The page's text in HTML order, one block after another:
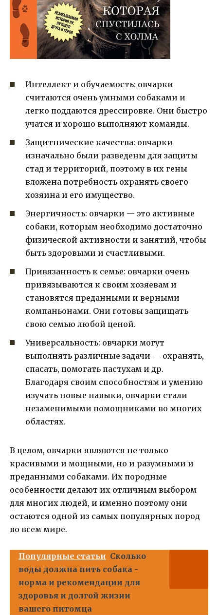
Интеллект и обучаемость: овчарки
считаются очень умными собаками и
легко поддаются дрессировке. Они быстро
учатся и хорошо выполняют команды.
Защитнические качества: овчарки
изначально были разведены для защиты
стад и территорий, поэтому в их гены
вложена потребность охранять своего
хозяина и его имущество.
Энергичность: овчарки — это активные
собаки, которым необходимо достаточно
физической активности и занятий, чтобы
быть здоровыми и счастливыми.
Привязанность к семье: овчарки очень
привязываются к своим хозяевам и
становятся преданными и верными
компаньонами. Они готовы защищать
свою семью любой ценой.
Универсальность: овчарки могут
выполнять различные задачи — охранять,
спасать, помогать пастухам и др.
Благодаря своим способностям и умению
изучать новые навыки, овчарки стали
незаменимыми помощниками во многих
областях.
В целом, овчарки являются не только
красивыми и мощными, но и разумными и
преданными собаками. Их породные
особенности делают их отличным выбором
для многих людей, и именно поэтому они
остаются одной из самых популярных пород
во всем мире.
Популярные статьи Сколько
воды должна пить собака -
норма и рекомендации для
здоровья и долгой жизни
вашего питомца